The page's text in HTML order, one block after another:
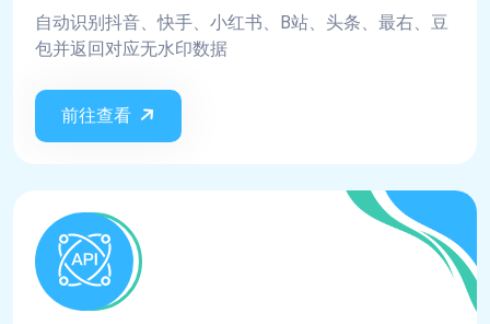
自动识别抖音、快手、小红书、B站、头条、最右、豆
包并返回对应无水印数据
前往查看